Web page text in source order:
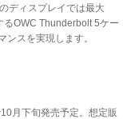
ディスプレイでは最大
OWC Thunderbolt 5ケー
スを実現します。
月下旬発売予定。想定販